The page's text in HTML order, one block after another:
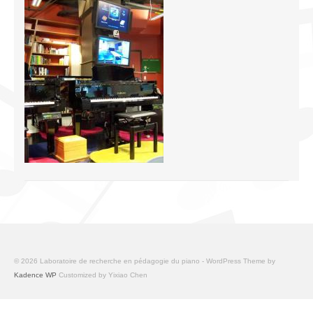
Infrastructure
Programmes
Publications
Ressources
Archives
Carte du site
© 2026 Laboratoire de recherche en pédagogie du piano - WordPress Theme by
Kadence WP Customized by Yixiao Chen